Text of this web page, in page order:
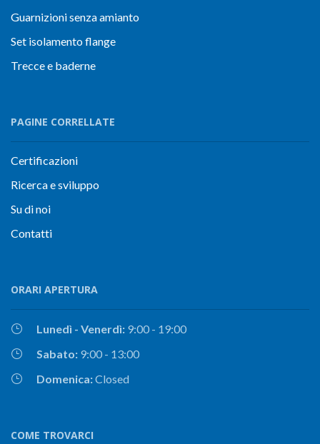
Guarnizioni senza amianto
Set isolamento flange
Trecce e baderne
PAGINE CORRELLATE
Certificazioni
Ricerca e sviluppo
Su di noi
Contatti
ORARI APERTURA
Lunedì - Venerdì: 9:00 - 19:00
Sabato: 9:00 - 13:00
Domenica:Closed
COME TROVARCI